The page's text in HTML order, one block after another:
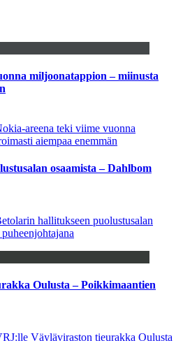
miljoonatappion – miinusta
areena teki viime vuonna
aiempaa enemmän
osaamista – Dahlbom
hallitukseen puolustusalan
Oulusta – Poikkimaantien
Väyläviraston tieurakka Oulusta